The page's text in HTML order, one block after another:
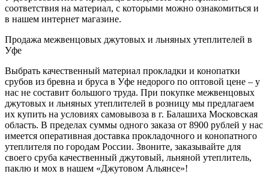
соответствия на материал, с которыми можно ознакомиться и
в нашем интернет магазине.
Продажа межвенцовых джутовых и льняных утеплителей в
Уфе
Выбрать качественный материал прокладки и конопатки
срубов из бревна и бруса в Уфе недорого по оптовой цене – у
нас не составит большого труда. При покупке межвенцовых
джутовых и льняных утеплителей в розницу мы предлагаем
их купить на условиях самовывоза в г. Балашиха Московская
область. В пределах суммы одного заказа от 8900 рублей у нас
имеется оперативная доставка прокладочного и конопатного
утеплителя по городам России. Звоните, заказывайте для
своего сруба качественный джутовый, льняной утеплитель,
паклю и мох в нашем «Джутовом Альянсе»!